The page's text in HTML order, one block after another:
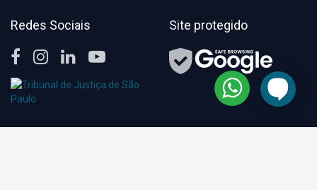
Redes Sociais Site protegido